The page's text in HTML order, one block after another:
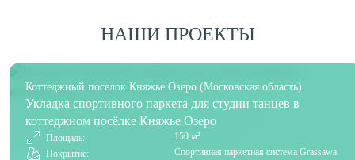
НАШИ ПРОЕКТЫ
Коттеджный поселок Княжье Озеро (Московская область)
Укладка спортивного паркета для студии танцев в
коттеджном посёлке Княжье Озеро
Площадь:
150 м²
Покрытие:
Спортивная паркетная система Grassawa